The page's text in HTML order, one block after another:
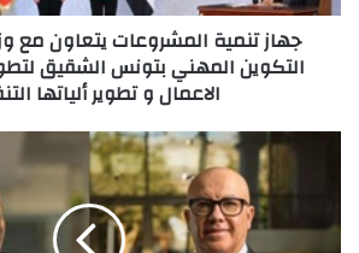
التكوين
المهني
بتونس
خدمات
جهاز تنمية المشروعات يتعاون مع
التكوين المهني بتونس الشقيق
الاعمال و تطوير ألياتها